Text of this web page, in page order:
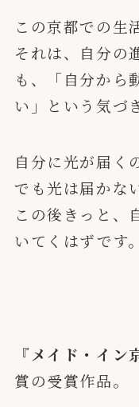
この京都での生
それは、自分の
も、「自分から
い」という気づき
自分に光が届く
でも光は届かな
この後きっと、
いてくはずです。
『メイド・イン
賞の受賞作品。